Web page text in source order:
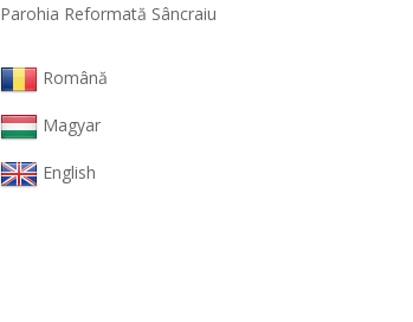
Parohia Reformată Sâncraiu
Română
Magyar
English